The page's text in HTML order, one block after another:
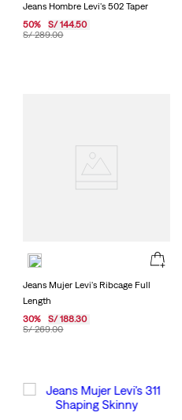
Jeans Hombre Levi's 502 Taper
S/ 289.00
50% S/ 144.50
Jeans Mujer Levi's Ribcage Full
Length
S/ 269.00
30% S/ 188.30